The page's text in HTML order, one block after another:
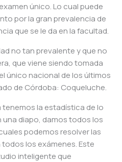
único. Lo cual puede
por la gran prevalencia de
que se le da en la facultad.
no tan prevalente y que no
que viene siendo tomada
único nacional de los últimos
de Córdoba: Coqueluche.
tenemos la estadística de lo
una diapo, damos todos los
podemos resolver las
los exámenes. Este
inteligente que